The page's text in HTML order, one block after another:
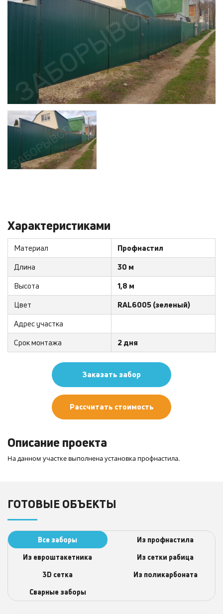
Характеристиками
Материал
Профнастил
Длина
30 м
Высота
1,8 м
Цвет
RAL6005 (зеленый)
Адрес участка
Срок монтажа
2 дня
Заказать забор
Рассчитать стоимость
Описание проекта
На данном участке выполнена установка профнастила.
ГОТОВЫЕ ОБЪЕКТЫ
Все заборы
Из профнастила
Из евроштакетника
Из сетки рабица
3D сеткa
Из поликарбоната
Сварные заборы